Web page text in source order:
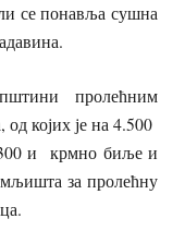
се понавља сушна
пролећним
од којих је на 4.500
и крмно биље и
за пролећну